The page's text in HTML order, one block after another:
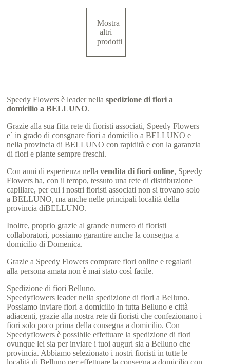
Mostra
altri
prodotti
Speedy Flowers è leader nellaspedizione di fiori a
domicilio a BELLUNO.
Grazie alla sua fitta rete di fioristi associati, Speedy Flowers
e` in grado di consgnare fiori a domicilio a BELLUNO e
nella provincia di BELLUNO con rapidità e con la garanzia
di fiori e piante sempre freschi.
Con anni di esperienza nellavendita di fiori online, Speedy
Flowers ha, con il tempo, tessuto una rete di distribuzione
capillare, per cui i nostri fioristi associati non si trovano solo
a BELLUNO, ma anche nelle principali località della
provincia diBELLUNO.
Inoltre, proprio grazie al grande numero di fioristi
collaboratori, possiamo garantire anche la consegna a
domicilio di Domenica.
Grazie a Speedy Flowers comprare fiori online e regalarli
alla persona amata non è mai stato così facile.
Spedizione di fiori Belluno.
Speedyflowers leader nella spedizione di fiori a Belluno.
Possiamo inviare fiori a domicilio in tutta Belluno e città
adiacenti, grazie alla nostra rete di fioristi che confezionano i
fiori solo poco prima della consegna a domicilio. Con
Speedyflowers è possibile effettuare la spedizione di fiori
ovunque lei sia per inviare i tuoi auguri sia a Belluno che
provincia. Abbiamo selezionato i nostri fioristi in tutte le
località di Belluno per effettuare la consegna a domicilio con